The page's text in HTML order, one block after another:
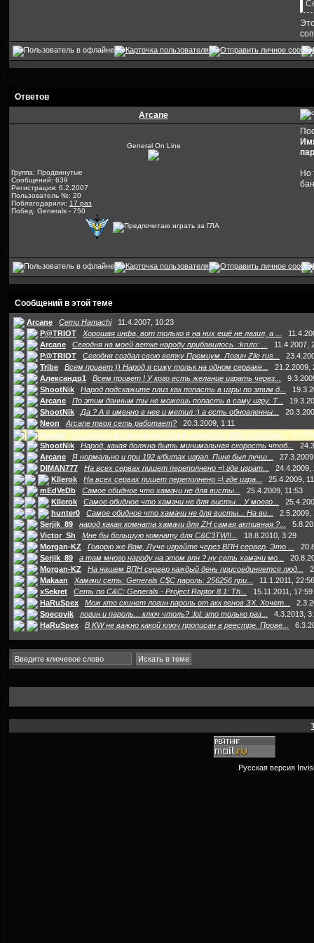
Ответов
Arcane
General On Line
Группа: Продвинутые
Сообщений: 639
Регистрация: 6.2.2007
Пользователь №: 20
Поблагодарили: 17 раз
Побед: Generals - 750
Но
Сообщений в этой теме
Arcane Сети Hamachi
11.4.2007, 10:23
P@TRIOT
Хорошая инфа, вот только я на них ещё не лазил, а ...
Arcane
Сегодня на моей ветке народу прибавилось. :kruto: ...
11.4.2007,
P@TRIOT
Сегодня создал свою ветку Премиум. Логин Zlie rus...
Tribe
Всем привет )) Народ,я сижу тольк на одном серваке...
21.2.2009,
Александр1
Всем привет ! У кого есть желание играть через...
ShootNik
Народ подскажите плиз как попасть в игры по этим д...
Arcane
По этим данным ты не можешь попасть в саму игру. Т...
ShootNik
Да ? А я именно в нее и метил :) а есть обновленны...
Neon
Arcane твоя сеть работает?
20.3.2009, 1:11
Arcane
Последние месяци моей сетью является: Имя пользова...
ShootNik
Народ, какая должна быть минимальная скорость чтоб...
Arcane
Я нормально и при 192 к/битах играл. Пинг был лучш...
DIMAN777
На всех сервах пишет переполнено =\ где играт...
24.4.2009,
KIlerok
На всех сервах пишет переполнено =\ где игра...
25.4.2009,
mEdVeDb
Самое обидное что хамачи не для висты...
25.4.2009, 11:53
KIlerok
Самое обидное что хамачи не для висты... У моего...
hunter0
Самое обидное что хамачи не для висты... На ви...
2.5.2009,
Serjik_89
народ какая комната хамачи для ZH самая активная ?...
Victor_Sh
Мне бы большую комнату для C&C3TW!!...
18.8.2010, 3:29
Morgan-KZ
Говорю же Вам, Луче играйте через ВПН сервер. Это ...
Serjik_89
а там много народу на этом впн ? ну сеть хамачи мо...
Morgan-KZ
На нашем ВПН сервер каждый день присоединяется люд...
Makaan
Хамачи сеть: Generals C$C пароль: 256256 при...
11.1.2011, 22:56
xSekret
Сеть по C&C: Generals - Project Raptor 8.1: Th...
15.11.2011, 17:59
HaRuSpex
Мож кто скинет логин пароль от акк генов ЗХ. Хочет...
Specovik
логин и пароль... ключ чтоль? :lol: это только раз...
4.3.2013,
HaRuSpex
В KW не важно какой ключ прописан в реестре. Прове...
Русская версия